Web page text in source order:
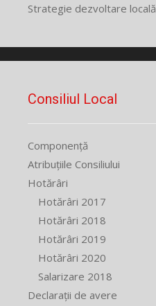
Strategie dezvoltare locală
Consiliul Local
Componență
Atribuțiile Consiliului
Hotărâri
Hotărâri 2017
Hotărâri 2018
Hotărâri 2019
Hotărâri 2020
Salarizare 2018
Declarații de avere